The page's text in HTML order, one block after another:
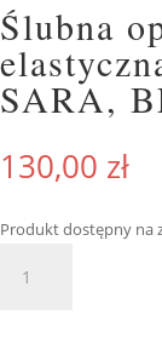
Ślubna
SARA,
130,00 zł
Produkt dostępny na
Ślubna